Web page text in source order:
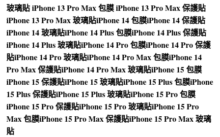
玻璃貼iPhone 13 Pro Max 包膜iPhone 13 Pro Max 保護貼
iPhone 13 Pro Max 玻璃貼iPhone 14 包膜iPhone 14 保護貼
iPhone 14 玻璃貼iPhone 14 Plus 包膜iPhone 14 Plus 保護貼
iPhone 14 Plus 玻璃貼iPhone 14 Pro 包膜iPhone 14 Pro 保護
貼iPhone 14 Pro 玻璃貼iPhone 14 Pro Max 包膜iPhone 14
Pro Max 保護貼iPhone 14 Pro Max 玻璃貼iPhone 15 包膜
iPhone 15 保護貼iPhone 15 玻璃貼iPhone 15 Plus 包膜iPhone
15 Plus 保護貼iPhone 15 Plus 玻璃貼iPhone 15 Pro 包膜
iPhone 15 Pro 保護貼iPhone 15 Pro 玻璃貼iPhone 15 Pro
Max 包膜iPhone 15 Pro Max 保護貼iPhone 15 Pro Max 玻璃
貼